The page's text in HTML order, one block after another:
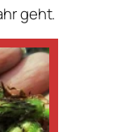
geht.